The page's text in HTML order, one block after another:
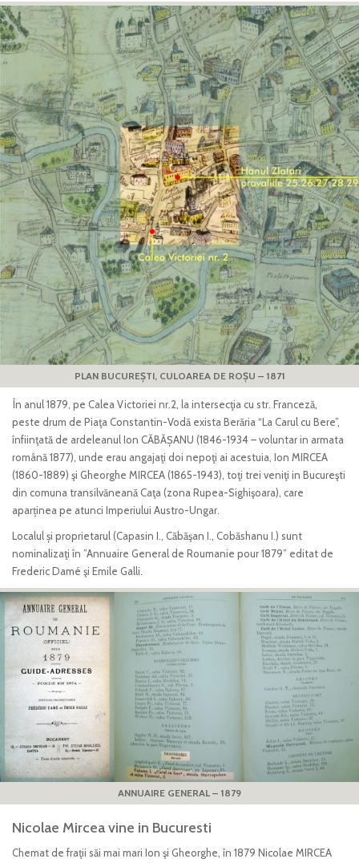
PLAN BUCUREȘTI, CULOAREA DE ROȘU – 1871
În anul 1879, pe Calea Victoriei nr.2, la intersecţia cu str. Franceză,
peste drum de Piaţa Constantin-Vodă exista Berăria “La Carul cu Bere”,
înfiinţată de ardeleanul Ion CĂBĂȘANU (1846-1934 – voluntar in armata
română 1877), unde erau angajaţi doi nepoţi ai acestuia, Ion MIRCEA
(1860-1889) şi Gheorghe MIRCEA (1865-1943), toţi trei veniţi in Bucureşti
din comuna transilvăneană Caţa (zona Rupea-Sighişoara), care
aparținea pe atunci Imperiului Austro-Ungar.
Localul și proprietarul (Capasin I., Căbăşan I., Cobăshanu I.) sunt
nominalizaţi în ”Annuaire General de Roumanie pour 1879” editat de
Frederic Damé şi Emile Galli.
ANNUAIRE GENERAL – 1879
Nicolae Mircea vine in Bucuresti
Chemat de fraţii săi mai mari Ion şi Gheorghe, în 1879 Nicolae MIRCEA